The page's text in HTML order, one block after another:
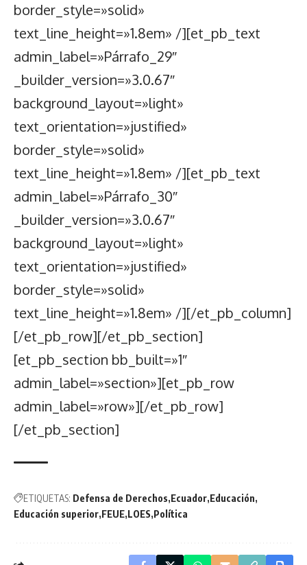
border_style=»solid»
text_line_height=»1.8em» /][et_pb_text
admin_label=»Párrafo_29″
_builder_version=»3.0.67″
background_layout=»light»
text_orientation=»justified»
border_style=»solid»
text_line_height=»1.8em» /][et_pb_text
admin_label=»Párrafo_30″
_builder_version=»3.0.67″
background_layout=»light»
text_orientation=»justified»
border_style=»solid»
text_line_height=»1.8em» /][/et_pb_column]
[/et_pb_row][/et_pb_section]
[et_pb_section bb_built=»1″
admin_label=»section»][et_pb_row
admin_label=»row»][/et_pb_row]
[/et_pb_section]
ETIQUETAS: Defensa de Derechos Ecuador Educación
Educación superior FEUE LOES Política